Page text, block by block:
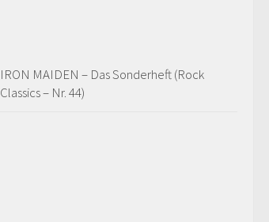
IRON MAIDEN – Das Sonderheft (Rock
Classics – Nr. 44)